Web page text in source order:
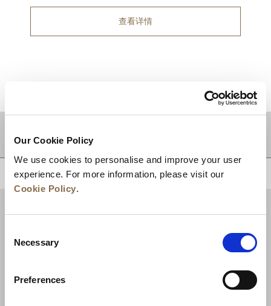
Our Cookie Policy
We use cookies to personalise and improve your user
experience. For more information, please visit our
Cookie Policy.
Selection
Necessary
Preferences
查看详情
目的地